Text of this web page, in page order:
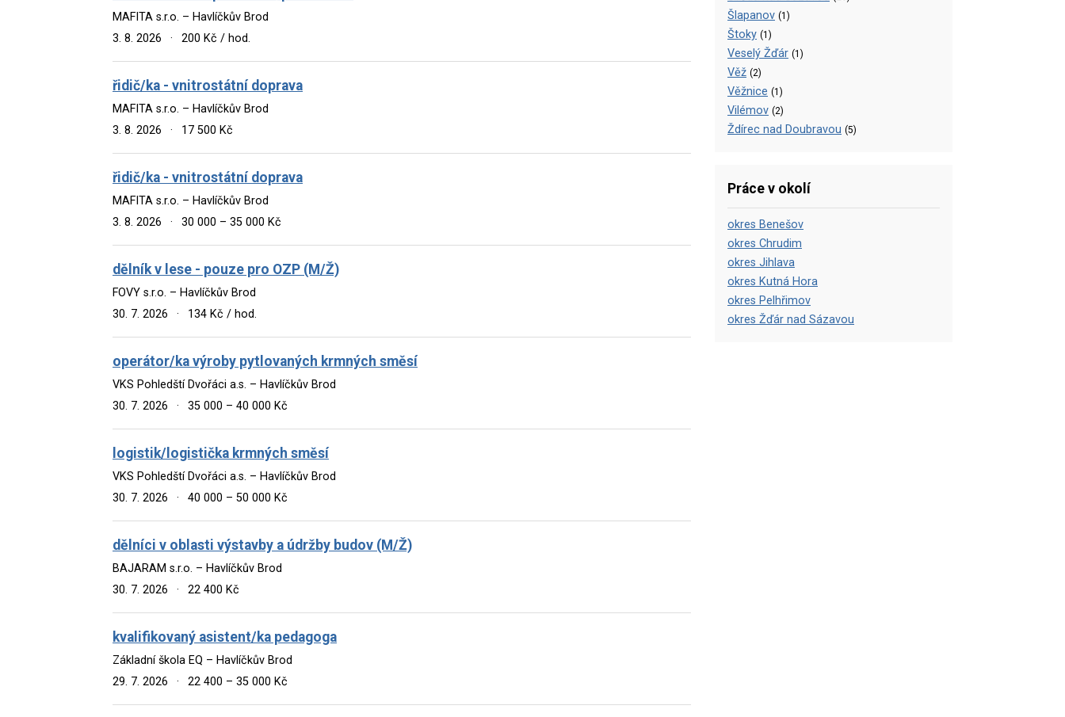
MAFITA s.r.o. – Havlíčkův Brod
3. 8. 2026
· 200 Kč / hod.
řidič/ka - vnitrostátní doprava
MAFITA s.r.o. – Havlíčkův Brod
3. 8. 2026
· 17 500 Kč
řidič/ka - vnitrostátní doprava
MAFITA s.r.o. – Havlíčkův Brod
3. 8. 2026
· 30 000 – 35 000 Kč
dělník v lese - pouze pro OZP (M/Ž)
FOVY s.r.o. – Havlíčkův Brod
30. 7. 2026
· 134 Kč / hod.
operátor/ka výroby pytlovaných krmných směsí
VKS Pohledští Dvořáci a.s. – Havlíčkův Brod
30. 7. 2026
· 35 000 – 40 000 Kč
logistik/logistička krmných směsí
VKS Pohledští Dvořáci a.s. – Havlíčkův Brod
30. 7. 2026
· 40 000 – 50 000 Kč
dělníci v oblasti výstavby a údržby budov (M/Ž)
BAJARAM s.r.o. – Havlíčkův Brod
30. 7. 2026
· 22 400 Kč
kvalifikovaný asistent/ka pedagoga
Základní škola EQ – Havlíčkův Brod
29. 7. 2026
· 22 400 – 35 000 Kč
Šlapanov (1)
Štoky (1)
Veselý Žďár (1)
Věž (2)
Věžnice (1)
Vilémov (2)
Ždírec nad Doubravou (5)
Práce v okolí
okres Benešov
okres Chrudim
okres Jihlava
okres Kutná Hora
okres Pelhřimov
okres Žďár nad Sázavou